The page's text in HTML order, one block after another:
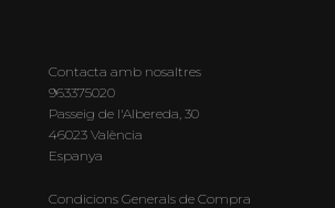
Contacta amb nosaltres
963375020
Passeig de l'Albereda, 30
46023 València
Espanya
Condicions Generals de Compra